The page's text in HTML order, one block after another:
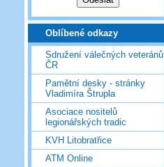
Oblíbené odkazy
Sdružení válečných veteránů
ČR
Pamětní desky - stránky
Vladimíra Štrupla
Asociace nositelů
legionářských tradic
KVH Litobratřice
ATM Online